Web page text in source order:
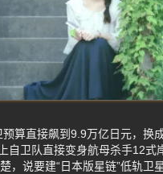
算直接飙到9.9万亿日元，换
自卫队直接变身航母杀手12
说要建“日本版星链”低轨卫